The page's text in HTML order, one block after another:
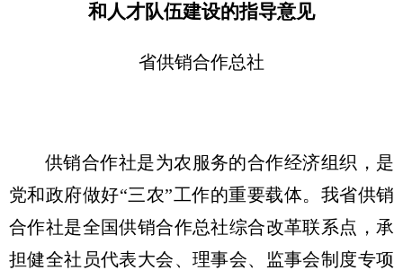
和人才队伍建设的指导意见
省供销合作总社
供销合作社是为农服务的合作经济组织，是
党和政府做好“三农”工作的重要载体。我省供销
合作社是全国供销合作总社综合改革联系点，承
担健全社员代表大会、理事会、监事会制度专项